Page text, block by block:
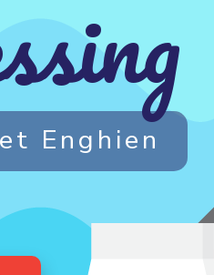
et Eng h ien